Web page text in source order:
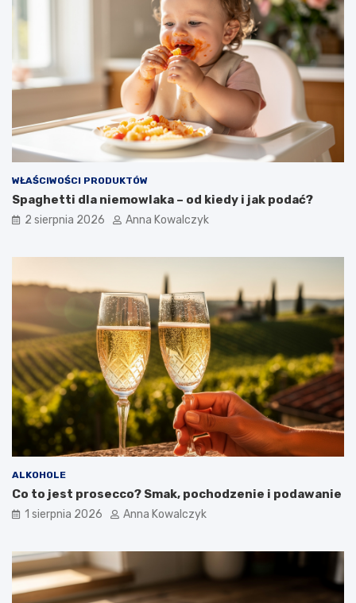
WŁAŚCIWOŚCI PRODUKTÓW
Spaghetti dla niemowlaka – od kiedy i jak podać?
2 sierpnia 2026 Anna Kowalczyk
ALKOHOLE
Co to jest prosecco? Smak, pochodzenie i podawanie
1 sierpnia 2026 Anna Kowalczyk